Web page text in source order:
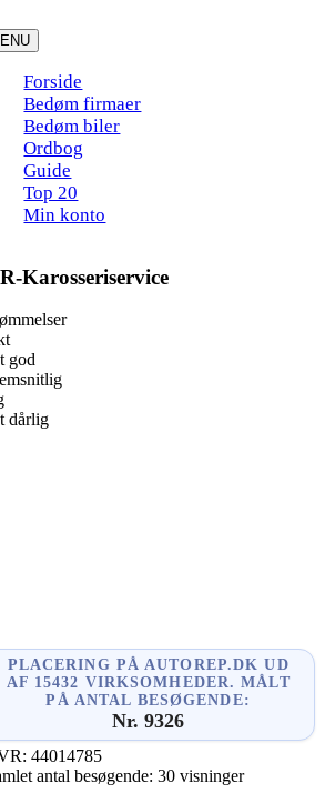
to
content
Forside
Bedøm firmaer
Bedøm biler
Ordbog
Guide
Top 20
Min konto
Karosseriservice
god
dårlig
PLACERING PÅ AUTOREP.DK UD
AF 15432 VIRKSOMHEDER. MÅLT
PÅ ANTAL BESØGENDE:
Nr. 9326
44014785
antal besøgende:30 visninger